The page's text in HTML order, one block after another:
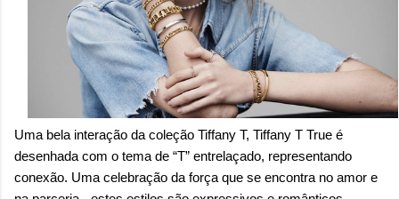
Uma bela interação da coleção Tiffany T, Tiffany T True é
desenhada com o tema de “T” entrelaçado, representando
conexão. Uma celebração da força que se encontra no amor e